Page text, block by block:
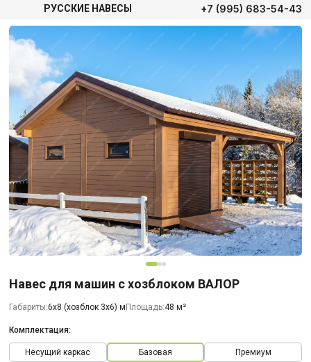
РУССКИЕ НАВЕСЫ +7 (995) 683-54-43
Навес для машин с хозблоком ВАЛОР
Габариты:6х8 (хозблок 3х6) м Площадь:48 м²
Комплектация:
Несущий каркас Базовая Премиум